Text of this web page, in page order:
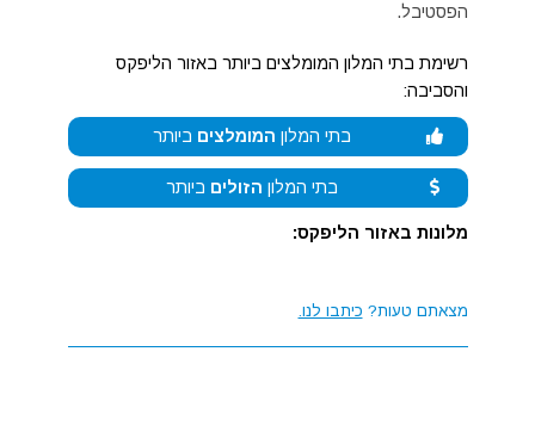
הפסטיבל.
רשימת בתי המלון המומלצים ביותר באזור הליפקס
והסביבה:
בתי המלון המומלצים ביותר
בתי המלון הזולים ביותר
מלונות באזור הליפקס:
מצאתם טעות? כיתבו לנו.